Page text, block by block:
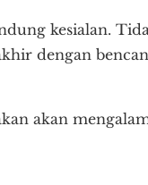
kesialan.
dengan
akan